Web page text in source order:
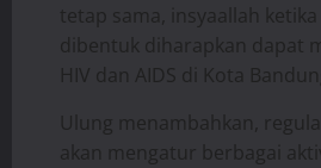
tetap sama, insyaallah ketika
dibentuk diharapkan dapat
HIV dan AIDS di Kota
Ulung menambahkan,
akan mengatur berbagai